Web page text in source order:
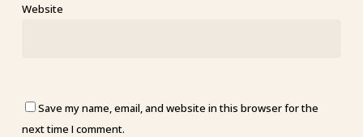
Website
Save my name, email, and website in this browser for the
next time I comment.